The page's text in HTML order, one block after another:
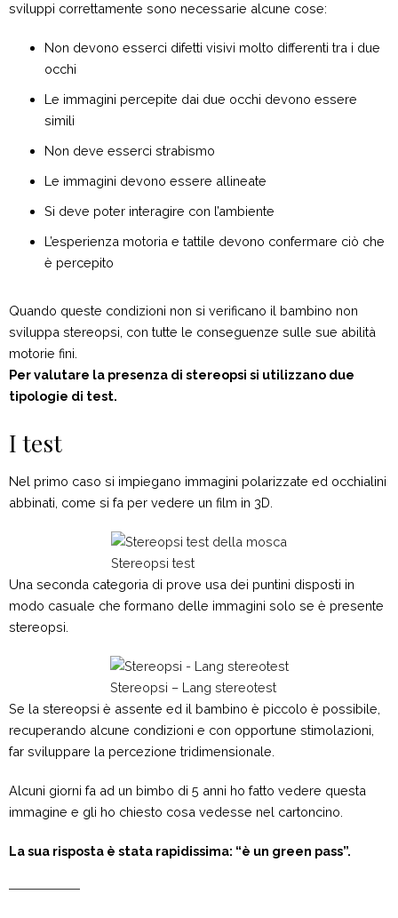
sviluppi correttamente sono necessarie alcune cose:
Non devono esserci difetti visivi molto differenti tra i due
occhi
Le immagini percepite dai due occhi devono essere
simili
Non deve esserci strabismo
Le immagini devono essere allineate
Si deve poter interagire con l’ambiente
L’esperienza motoria e tattile devono confermare ciò che
è percepito
Quando queste condizioni non si verificano il bambino non
sviluppa stereopsi, con tutte le conseguenze sulle sue abilità
motorie fini.
Per valutare la presenza di stereopsi si utilizzano due
tipologie di test.
I test
Nel primo caso si impiegano immagini polarizzate ed occhialini
abbinati, come si fa per vedere un film in 3D.
Stereopsi test
Una seconda categoria di prove usa dei puntini disposti in
modo casuale che formano delle immagini solo se è presente
stereopsi.
Stereopsi – Lang stereotest
Se la stereopsi è assente ed il bambino è piccolo è possibile,
recuperando alcune condizioni e con opportune stimolazioni,
far sviluppare la percezione tridimensionale.
Alcuni giorni fa ad un bimbo di 5 anni ho fatto vedere questa
immagine e gli ho chiesto cosa vedesse nel cartoncino.
La sua risposta è stata rapidissima: “è un green pass”.